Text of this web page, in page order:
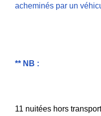
acheminés par un
** NB :
11 nuitées hors transport